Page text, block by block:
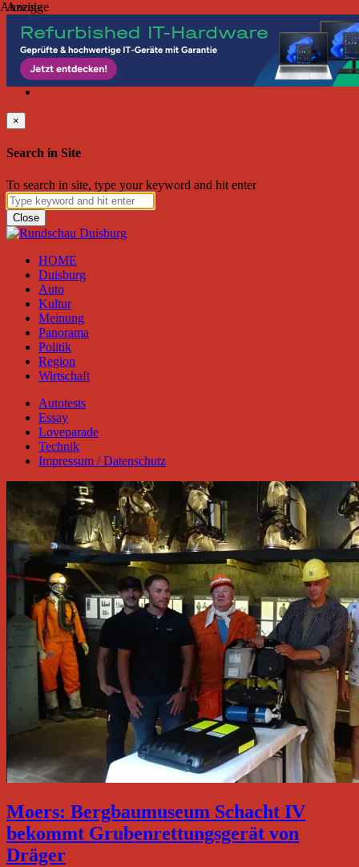
Samstag, August 08, 2026
Friend on Facebook
Subscribe to RSS
Search
×
Search in Site
To search in site, type your keyword and hit enter
Close
HOME
Duisburg
Auto
Kultur
Meinung
Panorama
Politik
Region
Wirtschaft
Autotests
Essay
Loveparade
Technik
Impressum / Datenschutz
Moers: Bergbaumuseum Schacht IV
bekommt Grubenrettungsgerät von
Dräger
Anzeige
Anzeige